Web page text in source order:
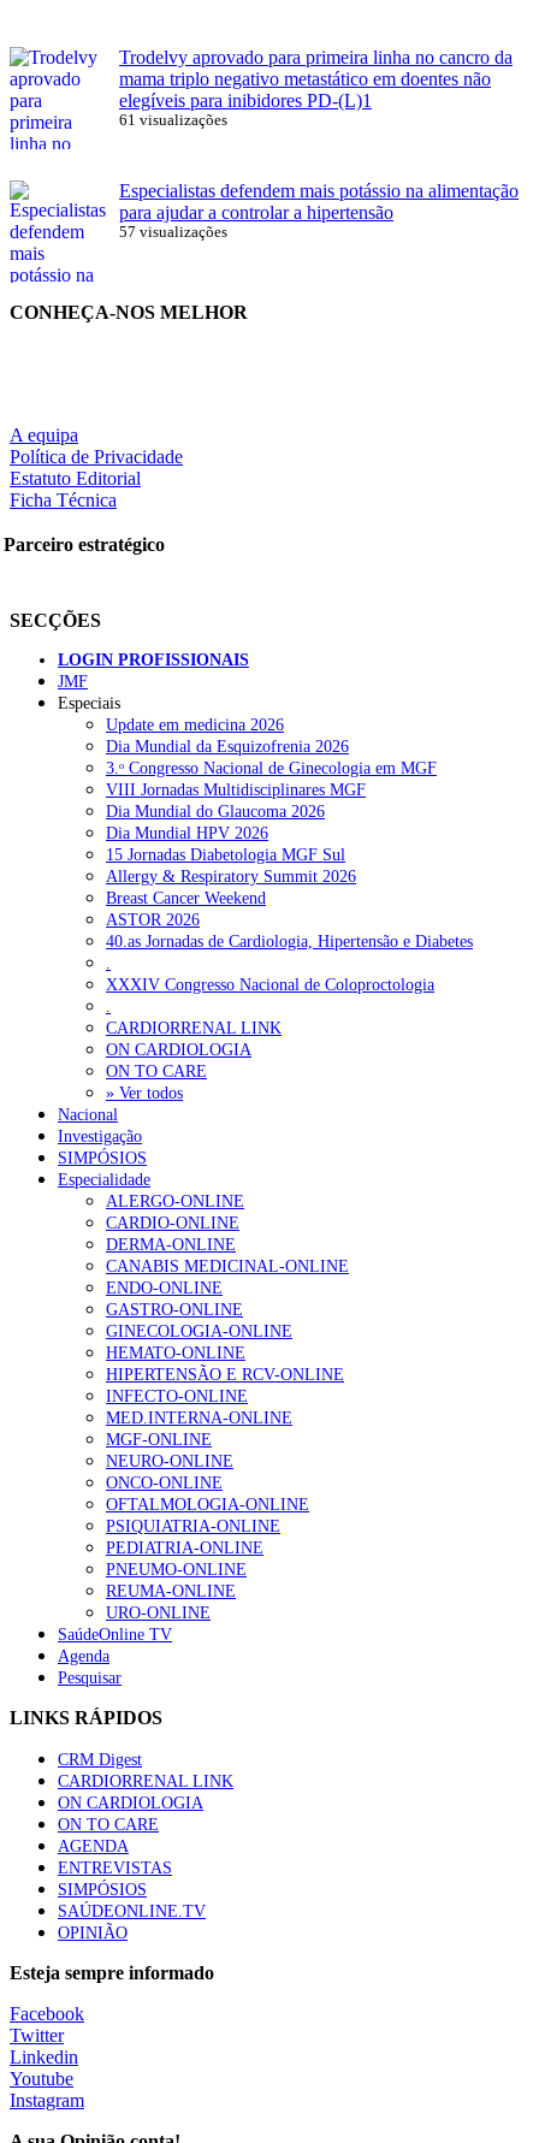
Trodelvy aprovado para primeira linha no cancro da
mama triplo negativo metastático em doentes não
elegíveis para inibidores PD-(L)1
61 visualizações
Especialistas defendem mais potássio na alimentação
para ajudar a controlar a hipertensão
57 visualizações
CONHEÇA-NOS MELHOR
A equipa
Política de Privacidade
Estatuto Editorial
Ficha Técnica
Parceiro estratégico
SECÇÕES
LOGIN PROFISSIONAIS
JMF
Especiais
Update em medicina 2026
Dia Mundial da Esquizofrenia 2026
3.ᵒ Congresso Nacional de Ginecologia em MGF
VIII Jornadas Multidisciplinares MGF
Dia Mundial do Glaucoma 2026
Dia Mundial HPV 2026
15 Jornadas Diabetologia MGF Sul
Allergy & Respiratory Summit 2026
Breast Cancer Weekend
ASTOR 2026
40.as Jornadas de Cardiologia, Hipertensão e Diabetes
.
XXXIV Congresso Nacional de Coloproctologia
.
CARDIORRENAL LINK
ON CARDIOLOGIA
ON TO CARE
» Ver todos
Nacional
Investigação
SIMPÓSIOS
Especialidade
ALERGO-ONLINE
CARDIO-ONLINE
DERMA-ONLINE
CANABIS MEDICINAL-ONLINE
ENDO-ONLINE
GASTRO-ONLINE
GINECOLOGIA-ONLINE
HEMATO-ONLINE
HIPERTENSÃO E RCV-ONLINE
INFECTO-ONLINE
MED.INTERNA-ONLINE
MGF-ONLINE
NEURO-ONLINE
ONCO-ONLINE
OFTALMOLOGIA-ONLINE
PSIQUIATRIA-ONLINE
PEDIATRIA-ONLINE
PNEUMO-ONLINE
REUMA-ONLINE
URO-ONLINE
SaúdeOnline TV
Agenda
Pesquisar
LINKS RÁPIDOS
CRM Digest
CARDIORRENAL LINK
ON CARDIOLOGIA
ON TO CARE
AGENDA
ENTREVISTAS
SIMPÓSIOS
SAÚDEONLINE.TV
OPINIÃO
Esteja sempre informado
Facebook
Twitter
Linkedin
Youtube
Instagram